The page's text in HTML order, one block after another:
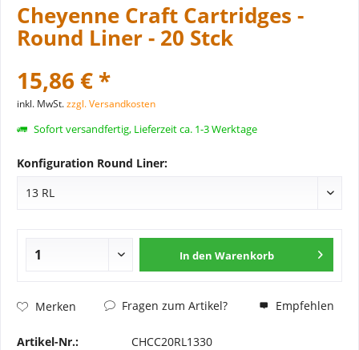
Cheyenne Craft Cartridges -
Round Liner - 20 Stck
15,86 € *
inkl. MwSt.zzgl. Versandkosten
Sofort versandfertig, Lieferzeit ca. 1-3 Werktage
Konfiguration Round Liner:
In den Warenkorb
Merken Fragen zum Artikel? Empfehlen
Artikel-Nr.: CHCC20RL1330